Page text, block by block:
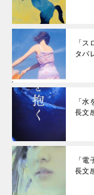
「
タバ
「
長文
「
長文